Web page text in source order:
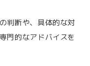
判断や、具体的な対
門的なアドバイスを